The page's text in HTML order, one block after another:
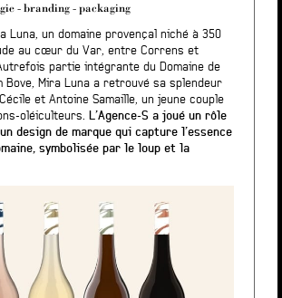
- branding - packaging
Luna, un domaine provençal niché à 350
au cœur du Var, entre Correns et
partie intégrante du Domaine de
Bove, Mira Luna a retrouvé sa splendeur
et Antoine Samaille, un jeune couple
oléiculteurs. L’Agence-S a joué un rôle
design de marque qui capture l’essence
symbolisée par le loup et la